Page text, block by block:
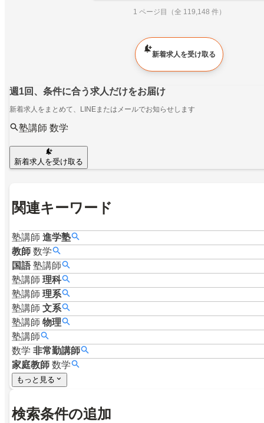
1 ページ目（全 119,148 件）
新着求人を受け取る
週1回、条件に合う求人だけをお届け
新着求人をまとめて、LINEまたはメールでお知らせします
塾講師 数学
新着求人を受け取る
関連キーワード
塾講師 進学塾
教師 数学
国語 塾講師
塾講師 理科
塾講師 理系
塾講師 文系
塾講師 物理
塾講師
数学 非常勤講師
家庭教師 数学
もっと見る
検索条件の追加